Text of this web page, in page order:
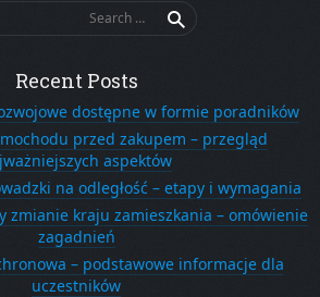
Search
for:
Recent Posts
dostępne w formie poradników
przed zakupem – przegląd
aspektów
na odległość – etapy i wymagania
zmianie kraju zamieszkania – omówienie
zagadnień
– podstawowe informacje dla
uczestników